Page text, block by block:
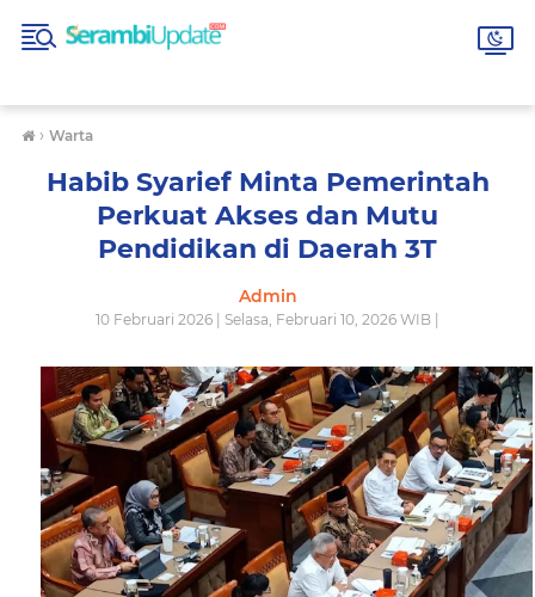
› Warta
Habib Syarief Minta Pemerintah
Perkuat Akses dan Mutu
Pendidikan di Daerah 3T
Admin
10 Februari 2026 | Selasa, Februari 10, 2026 WIB |